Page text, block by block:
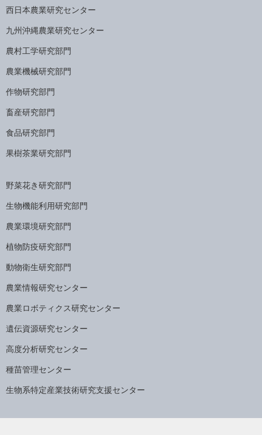
西日本農業研究センター
九州沖縄農業研究センター
農村工学研究部門
農業機械研究部門
作物研究部門
畜産研究部門
食品研究部門
果樹茶業研究部門
野菜花き研究部門
生物機能利用研究部門
農業環境研究部門
植物防疫研究部門
動物衛生研究部門
農業情報研究センター
農業ロボティクス研究センター
遺伝資源研究センター
高度分析研究センター
種苗管理センター
生物系特定産業技術研究支援センター